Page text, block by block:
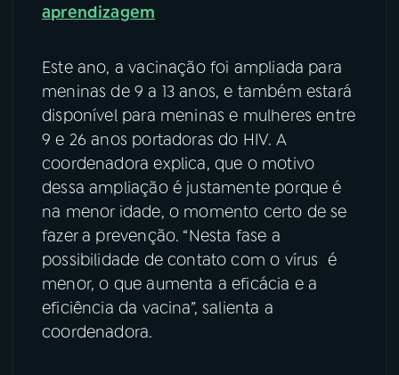
aprendizagem
Este ano, a vacinação foi ampliada para
meninas de 9 a 13 anos, e também estará
disponível para meninas e mulheres entre
9 e 26 anos portadoras do HIV. A
coordenadora explica, que o motivo
dessa ampliação é justamente porque é
na menor idade, o momento certo de se
fazer a prevenção. “Nesta fase a
possibilidade de contato com o vírus é
menor, o que aumenta a eficácia e a
eficiência da vacina”, salienta a
coordenadora.